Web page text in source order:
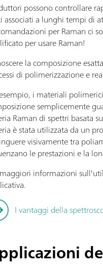
possono controllare
associati a lunghi tempi di
per Raman ci
per usare Raman!
la composizione
di polimerizzazione e
i materiali
semplicemente
Raman di spettri basata
è stata utilizzata da un
visivamente tra
le prestazioni e la
informazioni
I vantaggi della